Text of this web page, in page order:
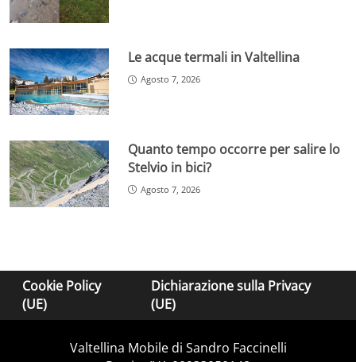
Le acque termali in Valtellina
Agosto 7, 2026
Quanto tempo occorre per salire lo
Stelvio in bici?
Agosto 7, 2026
Cookie Policy
(UE)
Dichiarazione sulla Privacy
(UE)
Valtellina Mobile di Sandro Faccinelli